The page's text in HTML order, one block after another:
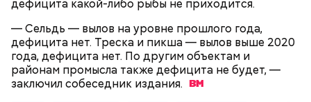
дефицита какой-либо рыбы не приходится.
— Сельдь — вылов на уровне прошлого года,
дефицита нет. Треска и пикша — вылов выше 2020
года, дефицита нет. По другим объектам и
районам промысла также дефицита не будет, —
заключил собеседник издания.
— Первые двое суток мы постоянно были на ногах.
Каждые два часа ездили делать замеры радиации.
Время от выезда до выезда — на отдых. Работа и
есть работа. Ее надо выполнять, — говорит он.
Множество людей совершают паломнические
поездки, чтобы поклониться мощам Святителя
Николая, которые находятся в Италии. 19 декабря
отмечается Никола Зимний, а 22 мая Никола вешний
или летний. Этот день установлен в память об
обретении его мощей.